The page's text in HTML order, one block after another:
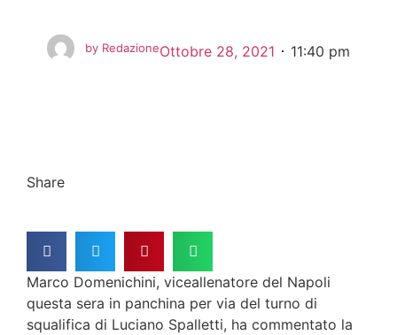
by RedazioneOttobre 28, 2021 11:40 pm
Share
Marco Domenichini, viceallenatore del Napoli
questa sera in panchina per via del turno di
squalifica di Luciano Spalletti, ha commentato la